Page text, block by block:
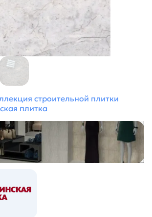
строительной плитки
плитка